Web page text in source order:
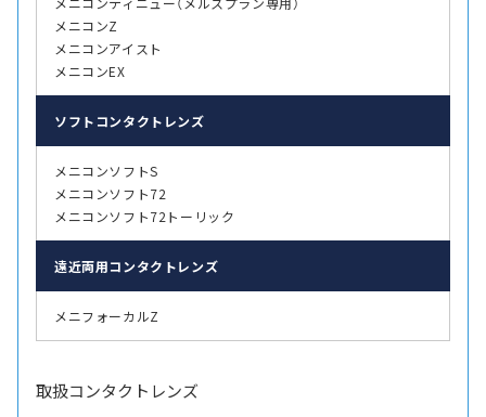
メニコンZ
メニコンアイスト
メニコンEX
ソフト コンタクトレンズ
メニコンソフトS
メニコンソフト72
メニコンソフト72トーリック
遠近両用コンタクトレンズ
メニフォーカルZ
取扱コンタクトレンズ